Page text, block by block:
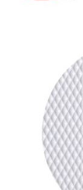
защиты
надежной
скольжение
открывании и
аккуратный
Изделие
подходят для
Коврик
подрезается под